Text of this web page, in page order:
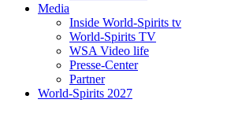
Media
Inside World-Spirits tv
World-Spirits TV
WSA Video life
Presse-Center
Partner
World-Spirits 2027